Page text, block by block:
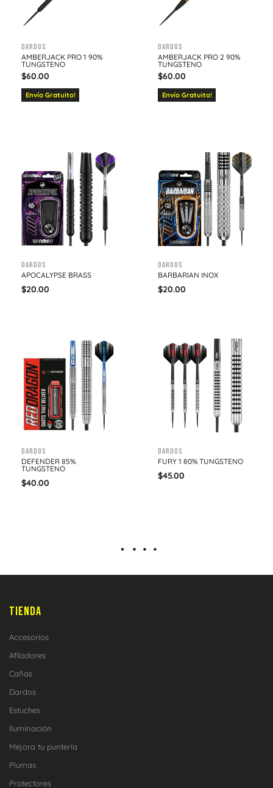
Dardos
AMBERJACK PRO 1 90%
TUNGSTENO
$60.00
Envío Gratuito!
Dardos
AMBERJACK PRO 2 90%
TUNGSTENO
$60.00
Envío Gratuito!
Dardos
APOCALYPSE BRASS
$20.00
Dardos
BARBARIAN INOX
$20.00
Dardos
DEFENDER 85%
TUNGSTENO
$40.00
Dardos
FURY 1 80% TUNGSTENO
$45.00
TIENDA
Accesorios
Afiladores
Cañas
Dardos
Estuches
Iluminación
Mejora tu puntería
Plumas
Protectores